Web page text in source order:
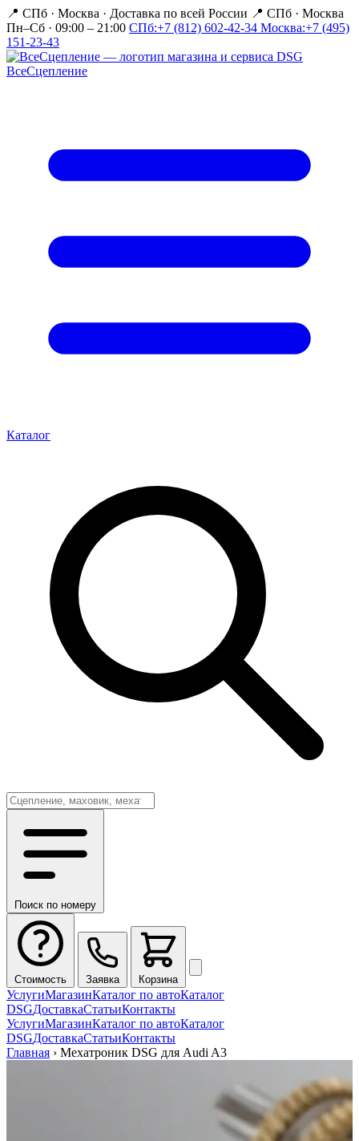
📍 СПб · Москва · Доставка по всей России 📍 СПб · Москва
Пн–Сб · 09:00 – 21:00 СПб:+7 (812) 602-42-34 Москва:+7 (495)
151-23-43
ВсеСцепление
Каталог
Поиск по номеру
Стоимость Заявка Корзина
УслугиМагазинКаталог по автоКаталог
DSGДоставкаСтатьиКонтакты
УслугиМагазинКаталог по автоКаталог
DSGДоставкаСтатьиКонтакты
Главная › Мехатроник DSG для Audi A3